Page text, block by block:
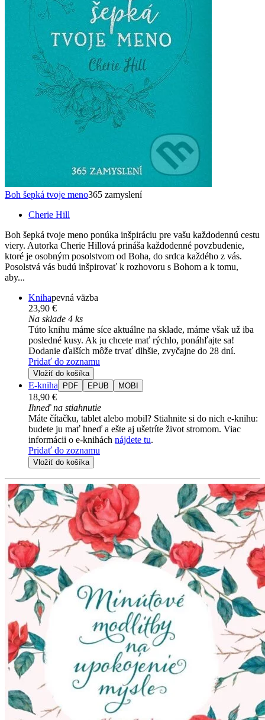
Boh šepká tvoje meno365 zamyslení
Cherie Hill
Boh šepká tvoje meno ponúka inšpiráciu pre vašu každodennú cestu
viery. Autorka Cherie Hillová prináša každodenné povzbudenie,
ktoré je osobným posolstvom od Boha, do srdca každého z vás.
Posolstvá vás budú inšpirovať k rozhovoru s Bohom a k tomu,
aby...
Knihapevná väzba
23,90 €
Na sklade 4 ks
Túto knihu máme síce aktuálne na sklade, máme však už iba
posledné kusy. Ak ju chcete mať rýchlo, ponáhľajte sa!
Dodanie ďalších môže trvať dlhšie, zvyčajne do 28 dní.
Pridať do zoznamu
Vložiť do košíka
E-kniha PDF EPUB MOBI
18,90 €
Ihneď na stiahnutie
Máte čítačku, tablet alebo mobil? Stiahnite si do nich e-knihu:
budete ju mať hneď a ešte aj ušetríte život stromom. Viac
informácii o e-knihách nájdete tu.
Pridať do zoznamu
Vložiť do košíka